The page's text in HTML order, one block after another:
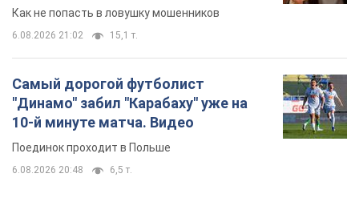
Как не попасть в ловушку мошенников
6.08.2026 21:02 15,1 т.
Самый дорогой футболист
"Динамо" забил "Карабаху" уже на
10-й минуте матча. Видео
Поединок проходит в Польше
6.08.2026 20:48 6,5 т.